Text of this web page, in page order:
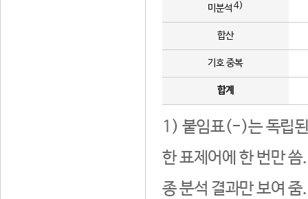
미분석 4)
합산
기호 중복
합계
1) 붙임표(-)는 독립된
한 표제어에 한 번만
종 분석 결과만 보여